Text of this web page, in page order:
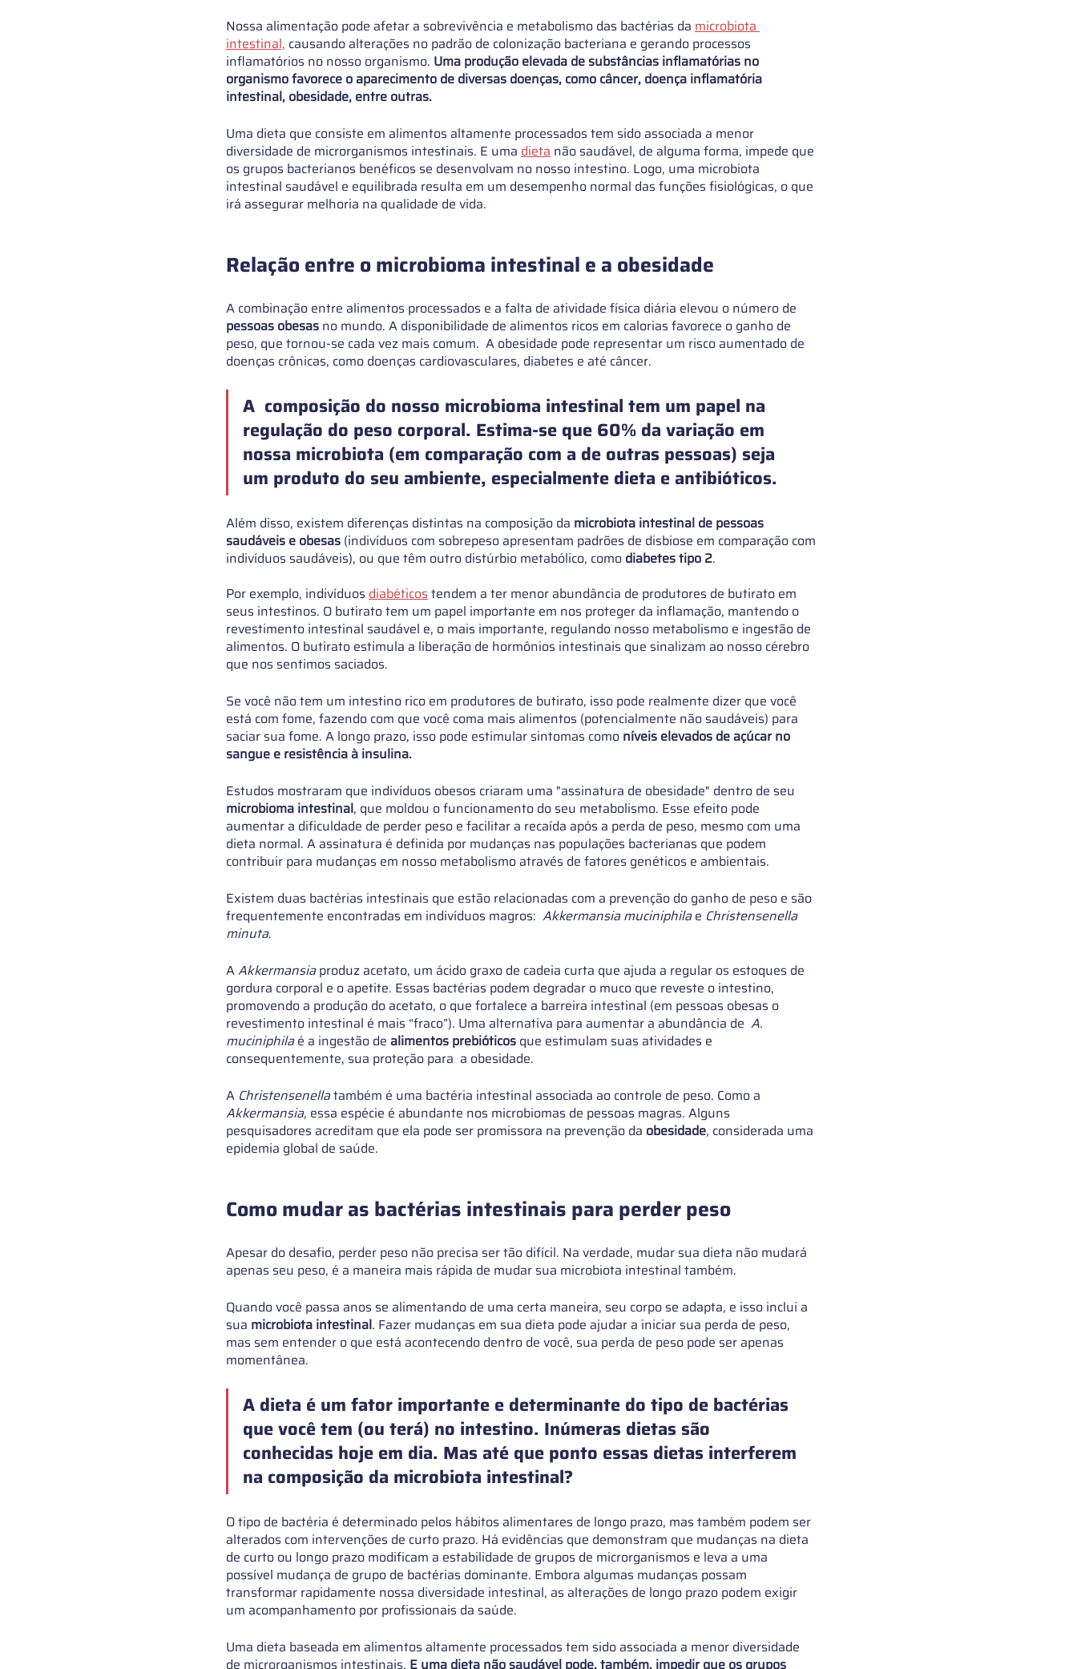
Nossa alimentação pode afetar a sobrevivência e metabolismo das bactérias da microbiota
intestinal, causando alterações no padrão de colonização bacteriana e gerando processos
inflamatórios no nosso organismo. Uma produção elevada de substâncias inflamatórias no
organismo favorece o aparecimento de diversas doenças, como câncer, doença inflamatória
intestinal, obesidade, entre outras.
Uma dieta que consiste em alimentos altamente processados ​​tem sido associada a menor
diversidade de microrganismos intestinais. E uma dieta não saudável, de alguma forma, impede que
os grupos bacterianos benéficos se desenvolvam no nosso intestino. Logo, uma microbiota
intestinal saudável e equilibrada resulta em um desempenho normal das funções fisiológicas, o que
irá assegurar melhoria na qualidade de vida.
Relação entre o microbioma intestinal e a obesidade
A combinação entre alimentos processados ​​e a falta de atividade física diária elevou o número de
pessoas obesas no mundo. A disponibilidade de alimentos ricos em calorias favorece o ganho de
peso, que tornou-se cada vez mais comum.  A obesidade pode representar um risco aumentado de
doenças crônicas, como doenças cardiovasculares, diabetes e até câncer.
A  composição do nosso microbioma intestinal tem um papel na
regulação do peso corporal. Estima-se que 60% da variação em
nossa microbiota (em comparação com a de outras pessoas) seja
um produto do seu ambiente, especialmente dieta e antibióticos.
Além disso, existem diferenças distintas na composição da microbiota intestinal de pessoas
saudáveis ​​e obesas (indivíduos com sobrepeso apresentam padrões de disbiose em comparação com
indivíduos saudáveis), ou que têm outro distúrbio metabólico, como diabetes tipo 2.
Por exemplo, indivíduos diabéticostendem a ter menor abundância de produtores de butirato em
seus intestinos. O butirato tem um papel importante em nos proteger da inflamação, mantendo o
revestimento intestinal saudável e, o mais importante, regulando nosso metabolismo e ingestão de
alimentos. O butirato estimula a liberação de hormônios intestinais que sinalizam ao nosso cérebro
que nos sentimos saciados.
Se você não tem um intestino rico em produtores de butirato, isso pode realmente dizer que você
está com fome, fazendo com que você coma mais alimentos (potencialmente não saudáveis) para
saciar sua fome. A longo prazo, isso pode estimular sintomas como níveis elevados de açúcar no
sangue e resistência à insulina.
Estudos mostraram que indivíduos obesos criaram uma "assinatura de obesidade" dentro de seu
microbioma intestinal, que moldou o funcionamento do seu metabolismo. Esse efeito pode
aumentar a dificuldade de perder peso e facilitar a recaída após a perda de peso, mesmo com uma
dieta normal. A assinatura é definida por mudanças nas populações bacterianas que podem
contribuir para mudanças em nosso metabolismo através de fatores genéticos e ambientais.
Existem duas bactérias intestinais que estão relacionadas com a prevenção do ganho de peso e são
frequentemente encontradas em indivíduos magros: Akkermansia muciniphila e Christensenella
minuta.
A Akkermansia produz acetato, um ácido graxo de cadeia curta que ajuda a regular os estoques de
gordura corporal e o apetite. Essas bactérias podem degradar o muco que reveste o intestino,
promovendo a produção do acetato, o que fortalece a barreira intestinal (em pessoas obesas o
revestimento intestinal é mais “fraco”). Uma alternativa para aumentar a abundância de A.
muciniphila é a ingestão de alimentos prebióticos que estimulam suas atividades e
consequentemente, sua proteção para  a obesidade.
A Christensenella também é uma bactéria intestinal associada ao controle de peso. Como a
Akkermansia, essa espécie é abundante nos microbiomas de pessoas magras. Alguns
pesquisadores acreditam que ela pode ser promissora na prevenção da obesidade, considerada uma
epidemia global de saúde.
Como mudar as bactérias intestinais para perder peso
Apesar do desafio, perder peso não precisa ser tão difícil. Na verdade, mudar sua dieta não mudará
apenas seu peso, é a maneira mais rápida de mudar sua microbiota intestinal também.
Quando você passa anos se alimentando de uma certa maneira, seu corpo se adapta, e isso inclui a
sua microbiota intestinal. Fazer mudanças em sua dieta pode ajudar a iniciar sua perda de peso,
mas sem entender o que está acontecendo dentro de você, sua perda de peso pode ser apenas
momentânea.
A dieta é um fator importante e determinante do tipo de bactérias
que você tem (ou terá) no intestino. Inúmeras dietas são
conhecidas hoje em dia. Mas até que ponto essas dietas interferem
na composição da microbiota intestinal?
O tipo de bactéria é determinado pelos hábitos alimentares de longo prazo, mas também podem ser
alterados com intervenções de curto prazo. Há evidências que demonstram que mudanças na dieta
de curto ou longo prazo modificam a estabilidade de grupos de microrganismos e leva a uma
possível mudança de grupo de bactérias dominante. Embora algumas mudanças possam
transformar rapidamente nossa diversidade intestinal, as alterações de longo prazo podem exigir
um acompanhamento por profissionais da saúde.
Uma dieta baseada em alimentos altamente processados tem sido associada a menor diversidade
de microrganismos intestinais. E uma dieta não saudável pode, também, impedir que os grupos